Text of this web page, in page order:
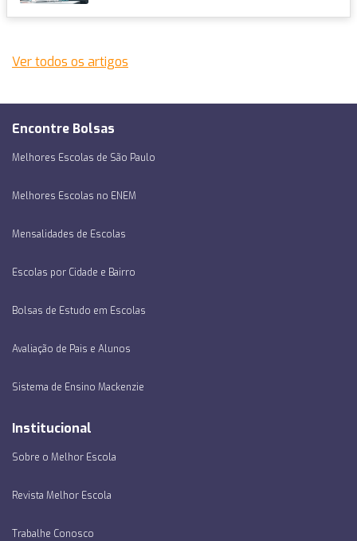
Ver todos os artigos
Encontre Bolsas
Melhores Escolas de São Paulo
Melhores Escolas no ENEM
Mensalidades de Escolas
Escolas por Cidade e Bairro
Bolsas de Estudo em Escolas
Avaliação de Pais e Alunos
Sistema de Ensino Mackenzie
Institucional
Sobre o Melhor Escola
Revista Melhor Escola
Trabalhe Conosco